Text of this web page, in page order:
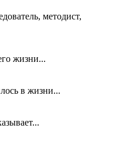
методист,
жизни...
в жизни...